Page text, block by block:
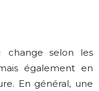
change selon les
également en
En général, une